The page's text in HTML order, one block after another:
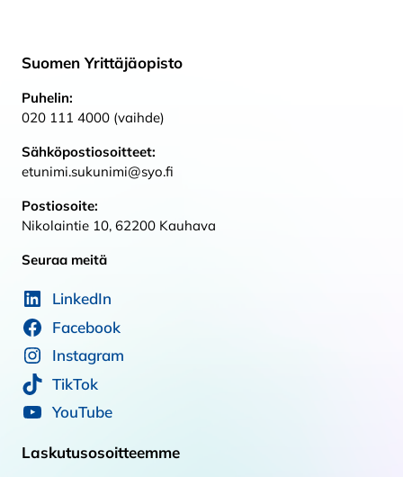
Suomen Yrittäjäopisto
Puhelin:
020 111 4000 (vaihde)
Sähköpostiosoitteet:
etunimi.sukunimi@syo.fi
Postiosoite:
Nikolaintie 10, 62200 Kauhava
Seuraa meitä
LinkedIn
Facebook
Instagram
TikTok
YouTube
Laskutusosoitteemme